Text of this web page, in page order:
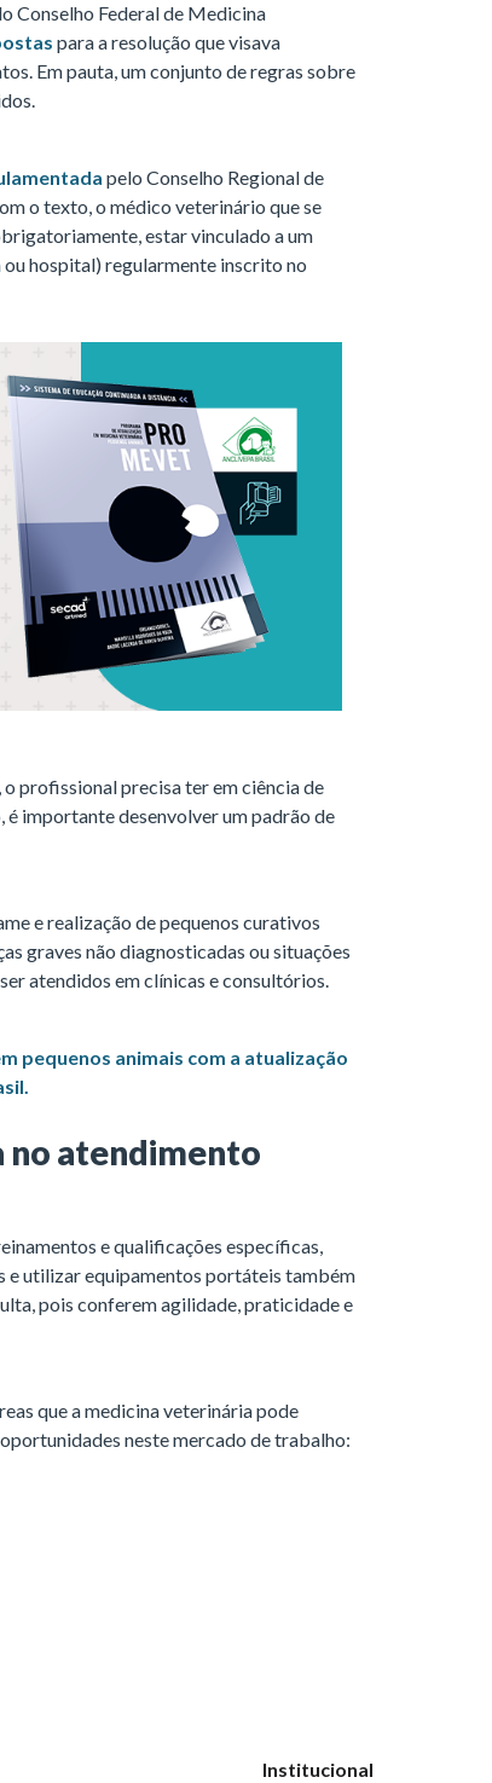
Conselho Federal de Medicina
para a resolução que visava
Em pauta, um conjunto de regras sobre
pelo Conselho Regional de
o texto, o médico veterinário que se
estar vinculado a um
hospital) regularmente inscrito no
profissional precisa ter em ciência de
importante desenvolver um padrão de
e realização de pequenos curativos
graves não diagnosticadas ou situações
atendidos em clínicas e consultórios.
pequenos animais com a atualização
no atendimento
e qualificações específicas,
e utilizar equipamentos portáteis também
pois conferem agilidade, praticidade e
que a medicina veterinária pode
neste mercado de trabalho:
Institucional